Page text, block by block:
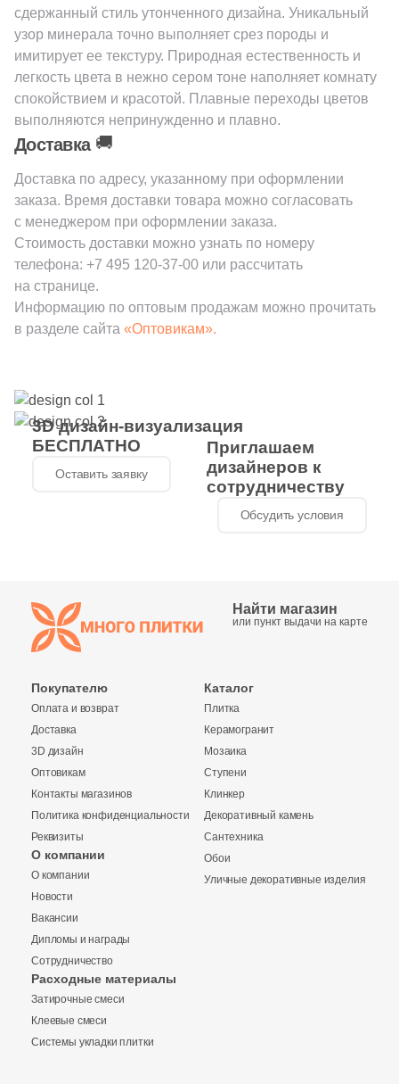
Материал
Керамическая
Из керамогранита
Из белой глины
Из красной глины
сдержанный стиль утонченного дизайна. Уникальный
узор минерала точно выполняет срез породы и
имитирует ее текстуру. Природная естественность и
легкость цвета в нежно сером тоне наполняет комнату
спокойствием и красотой. Плавные переходы цветов
выполняются непринужденно и плавно.
Доставка 🚚
Доставка по адресу, указанному при оформлении
заказа. Время доставки товара можно согласовать
с менеджером при оформлении заказа.
Стоимость доставки можно узнать по номеру
телефона: +7 495 120-37-00 или рассчитать
на странице.
Информацию по оптовым продажам можно прочитать
в разделе сайта «Оптовикам».
3D дизайн-визуализация
БЕСПЛАТНО
Оставить заявку
Приглашаем
дизайнеров к
сотрудничеству
Обсудить условия
Заявка на бесплатный 3D дизайн
Запрос аналогов
Обратная связь
Найти магазин
или пункт выдачи на карте
Покупателю
Оплата и возврат
Доставка
3D дизайн
Оптовикам
Контакты магазинов
Политика конфиденциальности
Реквизиты
О компании
О компании
Новости
Вакансии
Дипломы и награды
Сотрудничество
Расходные материалы
Затирочные смеси
Клеевые смеси
Системы укладки плитки
Каталог
Плитка
Керамогранит
Мозаика
Ступени
Клинкер
Декоративный камень
Сантехника
Обои
Уличные декоративные изделия